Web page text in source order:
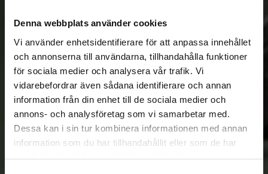
Denna webbplats använder cookies
Vi använder enhetsidentifierare för att anpassa innehållet
och annonserna till användarna, tillhandahålla funktioner
för sociala medier och analysera vår trafik. Vi
vidarebefordrar även sådana identifierare och annan
information från din enhet till de sociala medier och
annons- och analysföretag som vi samarbetar med.
Dessa kan i sin tur kombinera informationen med annan
information som du har tillhandahållit eller som de har